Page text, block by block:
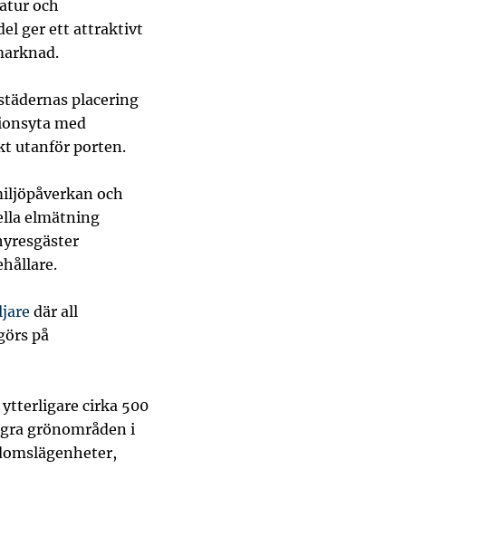
och
ger ett attraktivt
placering
med
utanför porten.
och
elmätning
där all
på
cirka 500
grönområden i